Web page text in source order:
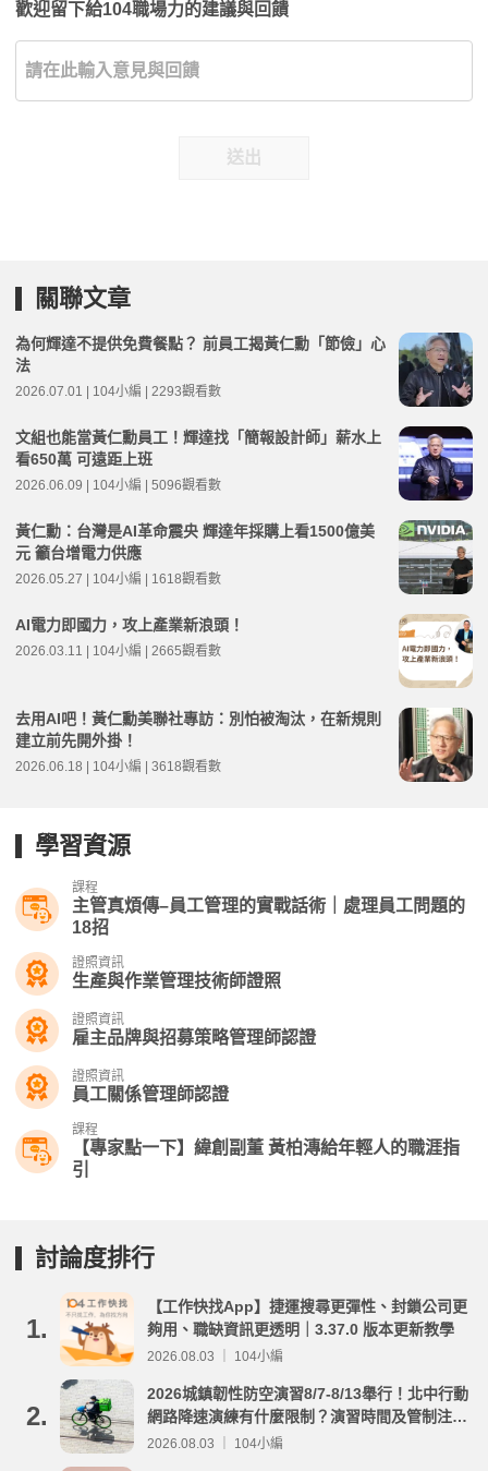
歡迎留下給104職場力的建議與回饋
送出
關聯文章
為何輝達不提供免費餐點？ 前員工揭黃仁勳「節儉」心
法
2026.07.01 | 104小編 | 2293觀看數
文組也能當黃仁勳員工！輝達找「簡報設計師」薪水上
看650萬 可遠距上班
2026.06.09 | 104小編 | 5096觀看數
黃仁勳：台灣是AI革命震央 輝達年採購上看1500億美
元 籲台增電力供應
2026.05.27 | 104小編 | 1618觀看數
AI電力即國力，攻上產業新浪頭！
2026.03.11 | 104小編 | 2665觀看數
去用AI吧！黃仁勳美聯社專訪：別怕被淘汰，在新規則
建立前先開外掛！
2026.06.18 | 104小編 | 3618觀看數
學習資源
課程
主管真煩傳–員工管理的實戰話術｜處理員工問題的
18招
證照資訊
生產與作業管理技術師證照
證照資訊
雇主品牌與招募策略管理師認證
證照資訊
員工關係管理師認證
課程
【專家點一下】緯創副董 黃柏漙給年輕人的職涯指
引
討論度排行
1.
【工作快找App】捷運搜尋更彈性、封鎖公司更
夠用、職缺資訊更透明｜3.37.0 版本更新教學
2026.08.03 ｜ 104小編
2.
2026城鎮韌性防空演習8/7-8/13舉行！北中行動
網路降速演練有什麼限制？演習時間及管制注意
事項整理
2026.08.03 ｜ 104小編